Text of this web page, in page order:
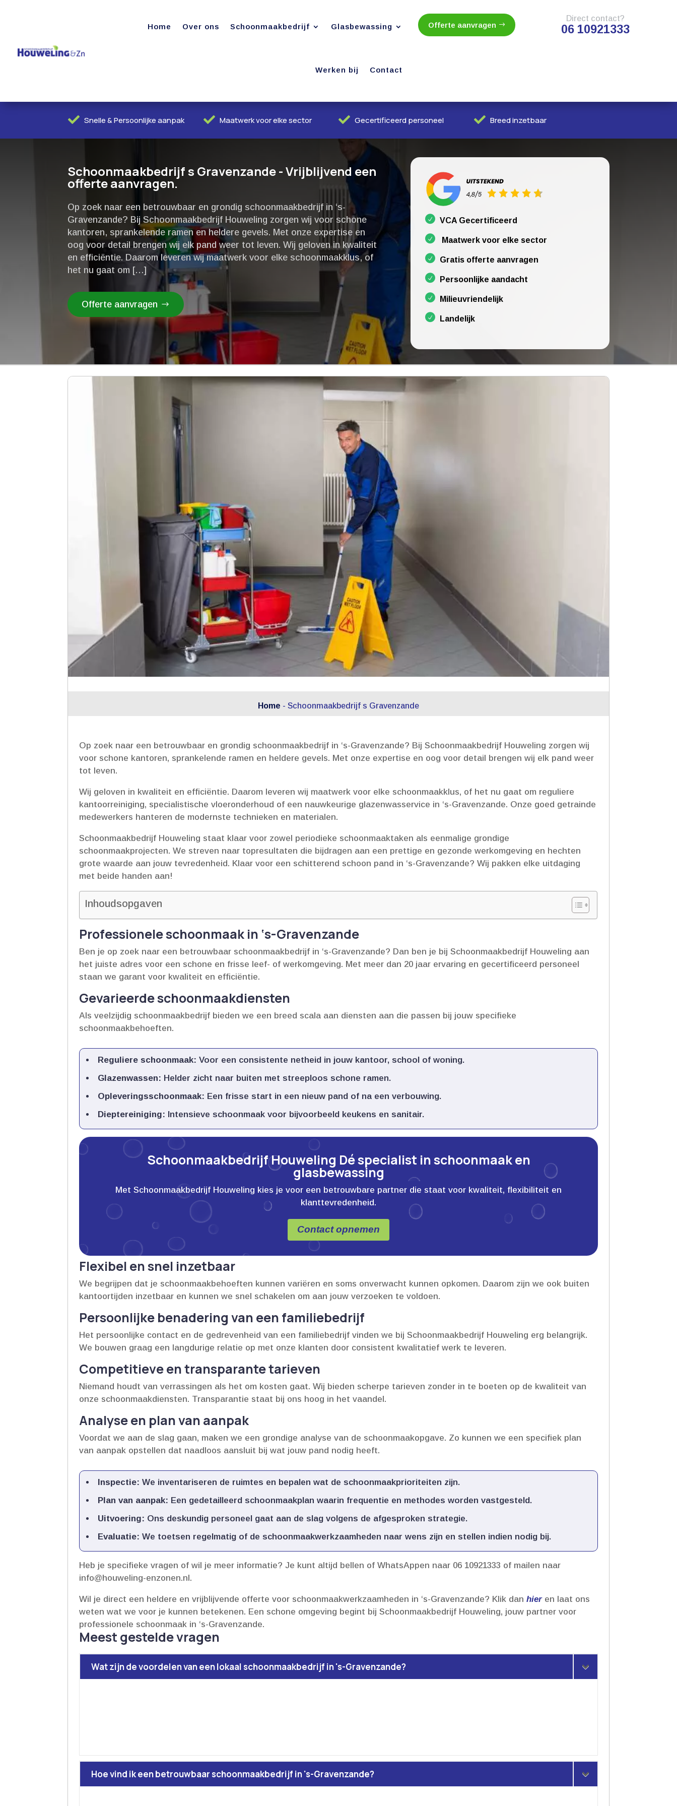
Home Over ons Schoonmaakbedrijf Glasbewassing
Werken bij Contact
Offerte aanvragen
Direct contact?
06 10921333
 Snelle & Persoonlijke aanpak  Maatwerk voor elke sector  Gecertificeerd personeel  Breed inzetbaar
Schoonmaakbedrijf s Gravenzande - Vrijblijvend een
offerte aanvragen.
Op zoek naar een betrouwbaar en grondig schoonmaakbedrijf in ‘s-
Gravenzande? Bij Schoonmaakbedrijf Houweling zorgen wij voor schone
kantoren, sprankelende ramen en heldere gevels.​ Met onze expertise en
oog voor detail brengen wij elk pand weer tot leven.​ Wij geloven in kwaliteit
en efficiëntie.​ Daarom leveren wij maatwerk voor elke schoonmaakklus, of
het nu gaat om […]
Offerte aanvragen
VCA Gecertificeerd
Maatwerk voor elke sector
Gratis offerte aanvragen
Persoonlijke aandacht
Milieuvriendelijk
Landelijk
Home - Schoonmaakbedrijf s Gravenzande
Op zoek naar een betrouwbaar en grondig schoonmaakbedrijf in ‘s-Gravenzande? Bij Schoonmaakbedrijf Houweling zorgen wij
voor schone kantoren, sprankelende ramen en heldere gevels.​ Met onze expertise en oog voor detail brengen wij elk pand weer
tot leven.​
Wij geloven in kwaliteit en efficiëntie.​ Daarom leveren wij maatwerk voor elke schoonmaakklus, of het nu gaat om reguliere
kantoorreiniging, specialistische vloeronderhoud of een nauwkeurige glazenwasservice in ‘s-Gravenzande.​ Onze goed getrainde
medewerkers hanteren de modernste technieken en materialen.​
Schoonmaakbedrijf Houweling staat klaar voor zowel periodieke schoonmaaktaken als eenmalige grondige
schoonmaakprojecten.​ We streven naar topresultaten die bijdragen aan een prettige en gezonde werkomgeving en hechten
grote waarde aan jouw tevredenheid.​ Klaar voor een schitterend schoon pand in ‘s-Gravenzande? Wij pakken elke uitdaging
met beide handen aan!
Inhoudsopgaven
Professionele schoonmaak in ‘s-Gravenzande
Ben je op zoek naar een betrouwbaar schoonmaakbedrijf in ‘s-Gravenzande? Dan ben je bij Schoonmaakbedrijf Houweling aan
het juiste adres voor een schone en frisse leef- of werkomgeving.​ Met meer dan 20 jaar ervaring en gecertificeerd personeel
staan we garant voor kwaliteit en efficiëntie.​
Gevarieerde schoonmaakdiensten
Als veelzijdig schoonmaakbedrijf bieden we een breed scala aan diensten aan die passen bij jouw specifieke
schoonmaakbehoeften.​
Reguliere schoonmaak: Voor een consistente netheid in jouw kantoor, school of woning.​
Glazenwassen: Helder zicht naar buiten met streeploos schone ramen.​
Opleveringsschoonmaak: Een frisse start in een nieuw pand of na een verbouwing.​
Dieptereiniging: Intensieve schoonmaak voor bijvoorbeeld keukens en sanitair.​
Schoonmaakbedrijf Houweling Dé specialist in schoonmaak en
glasbewassing
Met Schoonmaakbedrijf Houweling kies je voor een betrouwbare partner die staat voor kwaliteit, flexibiliteit en
klanttevredenheid.
Contact opnemen
Flexibel en snel inzetbaar
We begrijpen dat je schoonmaakbehoeften kunnen variëren en soms onverwacht kunnen opkomen.​ Daarom zijn we ook buiten
kantoortijden inzetbaar en kunnen we snel schakelen om aan jouw verzoeken te voldoen.​
Persoonlijke benadering van een familiebedrijf
Het persoonlijke contact en de gedrevenheid van een familiebedrijf vinden we bij Schoonmaakbedrijf Houweling erg belangrijk.​
We bouwen graag een langdurige relatie op met onze klanten door consistent kwalitatief werk te leveren.​
Competitieve en transparante tarieven
Niemand houdt van verrassingen als het om kosten gaat.​ Wij bieden scherpe tarieven zonder in te boeten op de kwaliteit van
onze schoonmaakdiensten.​ Transparantie staat bij ons hoog in het vaandel.​
Analyse en plan van aanpak
Voordat we aan de slag gaan, maken we een grondige analyse van de schoonmaakopgave.​ Zo kunnen we een specifiek plan
van aanpak opstellen dat naadloos aansluit bij wat jouw pand nodig heeft.​
Inspectie: We inventariseren de ruimtes en bepalen wat de schoonmaakprioriteiten zijn.​
Plan van aanpak: Een gedetailleerd schoonmaakplan waarin frequentie en methodes worden vastgesteld.​
Uitvoering: Ons deskundig personeel gaat aan de slag volgens de afgesproken strategie.​
Evaluatie: We toetsen regelmatig of de schoonmaakwerkzaamheden naar wens zijn en stellen indien nodig bij.​
Heb je specifieke vragen of wil je meer informatie? Je kunt altijd bellen of WhatsAppen naar 06 10921333 of mailen naar
info@houweling-enzonen.​nl.​
Wil je direct een heldere en vrijblijvende offerte voor schoonmaakwerkzaamheden in ‘s-Gravenzande? Klik danhieren laat ons
weten wat we voor je kunnen betekenen.​ Een schone omgeving begint bij Schoonmaakbedrijf Houweling, jouw partner voor
professionele schoonmaak in ‘s-Gravenzande.​
Meest gestelde vragen
Wat zijn de voordelen van een lokaal schoonmaakbedrijf in 's-Gravenzande?
Hoe vind ik een betrouwbaar schoonmaakbedrijf in 's-Gravenzande?